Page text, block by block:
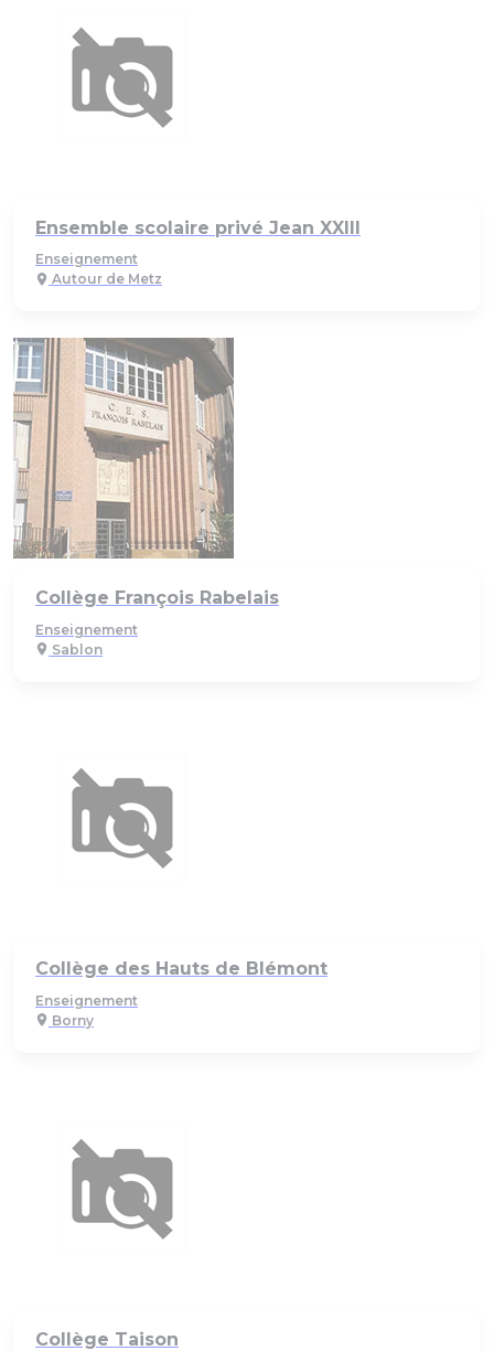
Ensemble scolaire privé Jean XXIII
Enseignement
Autour de Metz
Collège François Rabelais
Enseignement
Sablon
Collège des Hauts de Blémont
Enseignement
Borny
Collège Taison